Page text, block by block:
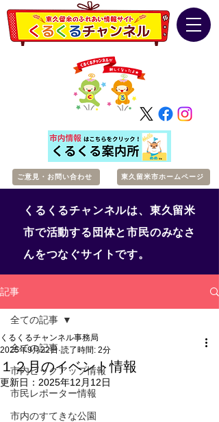
ご意見・お問い合わせ 東久留米市ホームページ
くるくるチャンネルは、東久留米
市で活動する団体と市民のみなさ
んをつなぐサイトです。
記事
全ての記事
市内ピックアップ情報
市民レポーター情報
市内のすてきな公園
全ての記事
１２月のイベント情報
くるくるチャンネル事務局
2025年9月22日 読了時間: 2分
更新日： 2025年12月12日